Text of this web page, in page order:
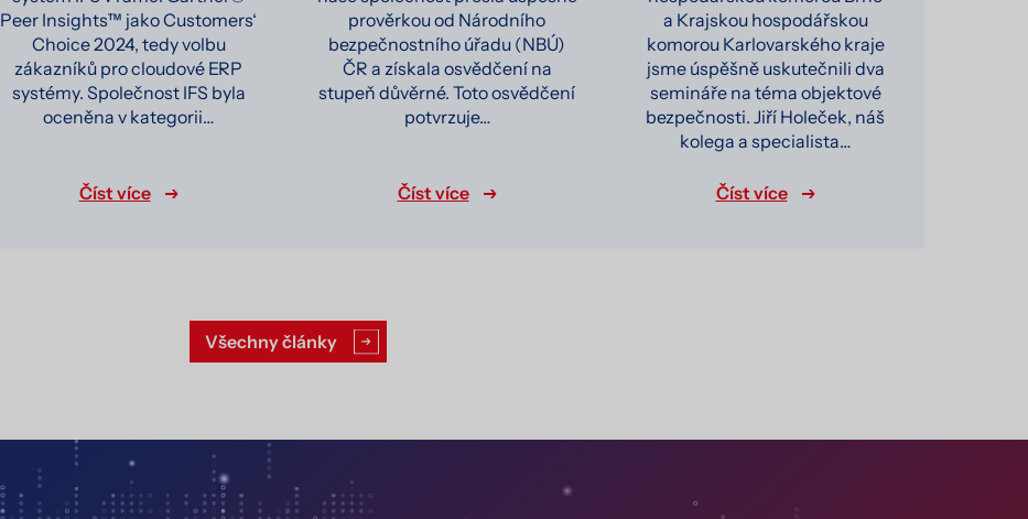
Peer Insights™ jako Customers‘
Choice 2024, tedy volbu
zákazníků pro cloudové ERP
systémy. Společnost IFS byla
oceněna v kategorii…
Číst více
prověrkou od Národního
bezpečnostního úřadu (NBÚ)
ČR a získala osvědčení na
stupeň důvěrné. Toto osvědčení
potvrzuje…
Číst více
a Krajskou hospodářskou
komorou Karlovarského kraje
jsme úspěšně uskutečnili dva
semináře na téma objektové
bezpečnosti. Jiří Holeček, náš
kolega a specialista…
Číst více
Všechny články